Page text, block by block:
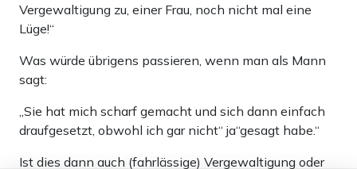
Vergewaltigung zu, einer Frau, noch nicht mal eine
Lüge!“
Was würde übrigens passieren, wenn man als Mann
sagt:
„Sie hat mich scharf gemacht und sich dann einfach
draufgesetzt, obwohl ich gar nicht“ ja“gesagt habe.“
Ist dies dann auch (fahrlässige) Vergewaltigung oder